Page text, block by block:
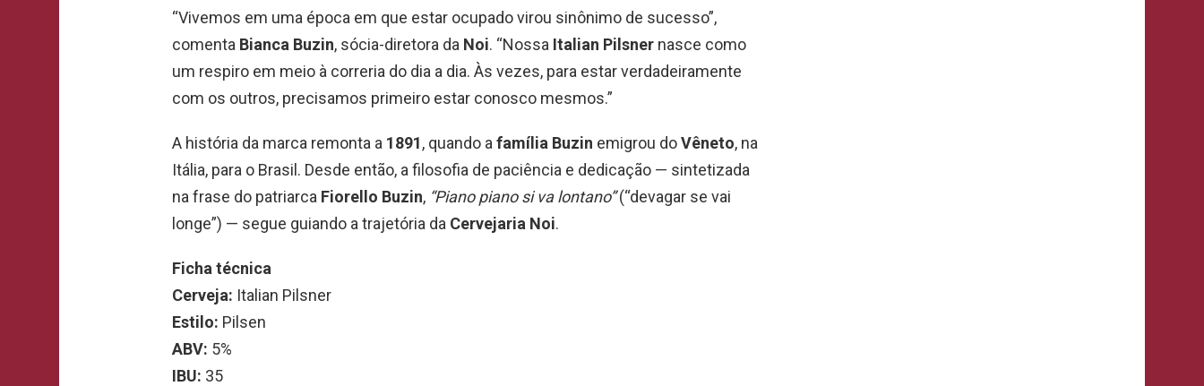
“Vivemos em uma época em que estar ocupado virou sinônimo de sucesso”,
comenta Bianca Buzin, sócia-diretora da Noi. “Nossa Italian Pilsner nasce como
um respiro em meio à correria do dia a dia. Às vezes, para estar verdadeiramente
com os outros, precisamos primeiro estar conosco mesmos.”
A história da marca remonta a 1891, quando a família Buzin emigrou doVêneto, na
Itália, para o Brasil. Desde então, a filosofia de paciência e dedicação — sintetizada
na frase do patriarca Fiorello Buzin, “Piano piano si va lontano”(“devagar se vai
longe”) — segue guiando a trajetória da Cervejaria Noi.
Ficha técnica
Cerveja: Italian Pilsner
Estilo: Pilsen
ABV: 5%
IBU: 35